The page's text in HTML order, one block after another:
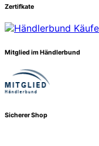
Zertifkate
Mitglied im Händlerbund
Sicherer Shop